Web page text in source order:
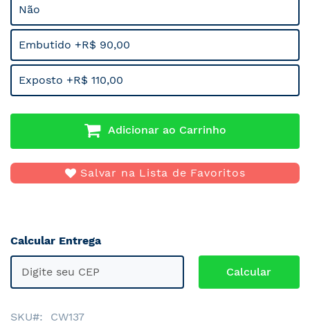
Não
Embutido +R$ 90,00
Exposto +R$ 110,00
Adicionar ao Carrinho
Salvar na Lista de Favoritos
Calcular Entrega
SKU CW137